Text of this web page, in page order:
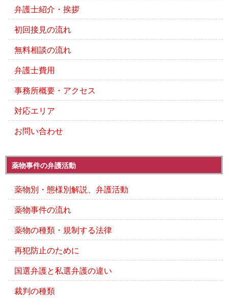
弁護士紹介・挨拶
初回接見の流れ
無料相談の流れ
弁護士費用
事務所概要・アクセス
対応エリア
お問い合わせ
薬物事件の弁護活動
薬物別・態様別解説、弁護活動
薬物事件の流れ
薬物の種類・規制する法律
再犯防止のために
国選弁護と私選弁護の違い
裁判の種類